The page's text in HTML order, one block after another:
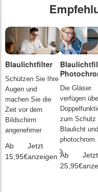
Blaulichtfilter
Schützen Sie Ihre
Augen und
machen Sie die
Zeit vor dem
Bildschirm
angenehmer
Ab
15,95€
Jetzt
anzeigen
Die Gläser
verfügen
zum Schutz
Blaulicht
photochrom.
Ab
25,95€
Jetzt